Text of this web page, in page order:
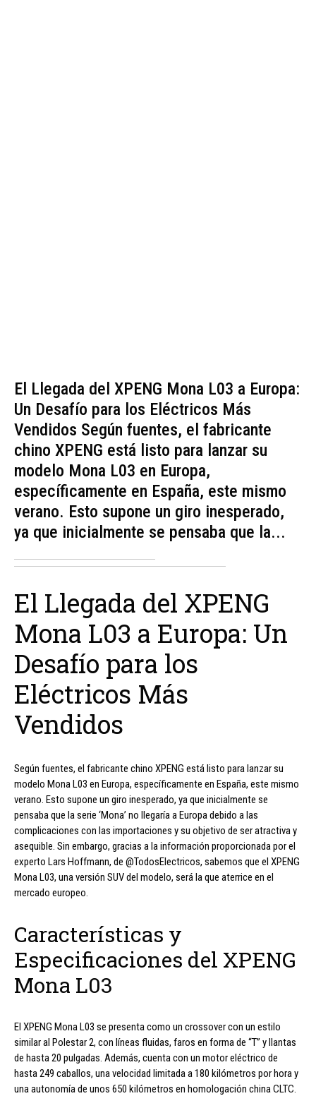
El Llegada del XPENG Mona L03 a Europa:
Un Desafío para los Eléctricos Más
Vendidos Según fuentes, el fabricante
chino XPENG está listo para lanzar su
modelo Mona L03 en Europa,
específicamente en España, este mismo
verano. Esto supone un giro inesperado,
ya que inicialmente se pensaba que la...
El Llegada del XPENG
Mona L03 a Europa: Un
Desafío para los
Eléctricos Más
Vendidos
Según fuentes, el fabricante chino XPENG está listo para lanzar su
modelo Mona L03 en Europa, específicamente en España, este mismo
verano. Esto supone un giro inesperado, ya que inicialmente se
pensaba que la serie ‘Mona’ no llegaría a Europa debido a las
complicaciones con las importaciones y su objetivo de ser atractiva y
asequible. Sin embargo, gracias a la información proporcionada por el
experto Lars Hoffmann, de @TodosElectricos, sabemos que el XPENG
Mona L03, una versión SUV del modelo, será la que aterrice en el
mercado europeo.
Características y
Especificaciones del XPENG
Mona L03
El XPENG Mona L03 se presenta como un crossover con un estilo
similar al Polestar 2, con líneas fluidas, faros en forma de “T” y llantas
de hasta 20 pulgadas. Además, cuenta con un motor eléctrico de
hasta 249 caballos, una velocidad limitada a 180 kilómetros por hora y
una autonomía de unos 650 kilómetros en homologación china CLTC.